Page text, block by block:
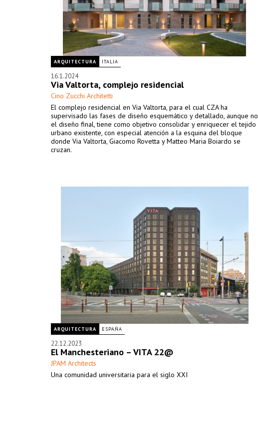
ARQUITECTURA ITALIA
16.1.2024
Via Valtorta, complejo residencial
Cino Zucchi Architetti
El complejo residencial en Via Valtorta, para el cual CZA ha
supervisado las fases de diseño esquemático y detallado, aunque no
el diseño final, tiene como objetivo consolidar y enriquecer el tejido
urbano existente, con especial atención a la esquina del bloque
donde Via Valtorta, Giacomo Rovetta y Matteo Maria Boiardo se
cruzan.
ARQUITECTURA ESPAÑA
22.12.2023
El Manchesteriano – VITA 22@
JPAM Architects
Una comunidad universitaria para el siglo XXI